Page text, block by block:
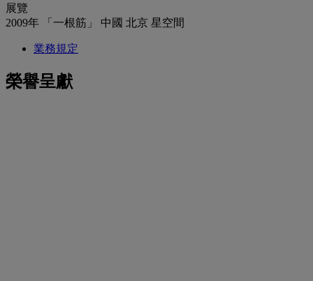
展覽
2009年 「一根筋」 中國 北京 星空間
業務規定
榮譽呈獻